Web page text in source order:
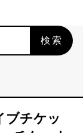
検索
ブチケッ